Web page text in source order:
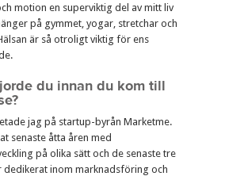
motion en superviktig del av mitt liv
på gymmet, yogar, stretchar och
är så otroligt viktig för ens
du innan du kom till
jag på startup-byrån Marketme.
senaste åtta åren med
på olika sätt och de senaste tre
dedikerat inom marknadsföring och